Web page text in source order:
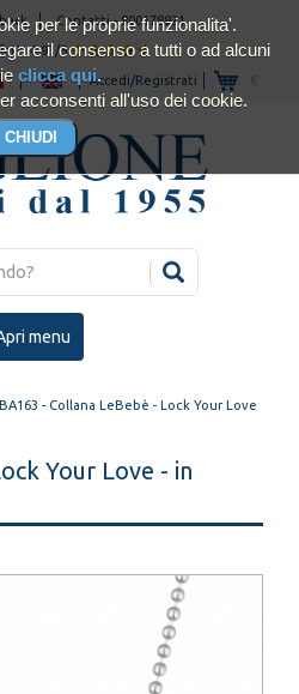
Contatti-800178921
4.93/5
Accedi/Registrati
menu
- Collana LeBebè - Lock Your Love
Your Love - in
per le proprie funzionalita'.
il consenso a tutti o ad alcuni
clicca qui.
acconsenti all'uso dei cookie.